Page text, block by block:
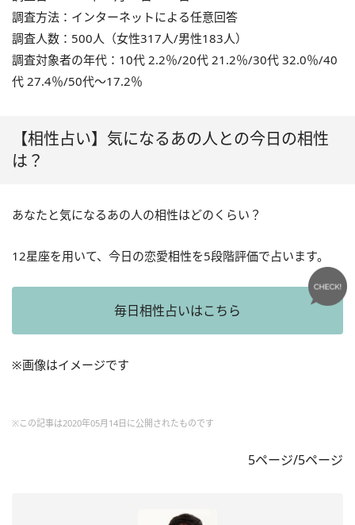
調査方法：インターネットによる任意回答
調査人数：500人（女性317人/男性183人）
調査対象者の年代：10代 2.2％/20代 21.2％/30代 32.0％/40
代 27.4％/50代～17.2％
【相性占い】気になるあの人との今日の相性
は？
あなたと気になるあの人の相性はどのくらい？
12星座を用いて、今日の恋愛相性を5段階評価で占います。
毎日相性占いはこちら
※画像はイメージです
※この記事は2020年05月14日に公開されたものです
5ページ/5ページ